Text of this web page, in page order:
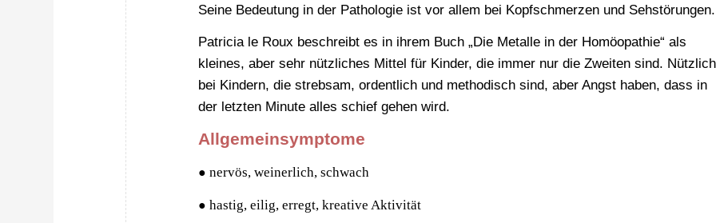
Seine Bedeutung in der Pathologie ist vor allem bei Kopfschmerzen und Sehstörungen.
Patricia le Roux beschreibt es in ihrem Buch „Die Metalle in der Homöopathie“ als
kleines, aber sehr nützliches Mittel für Kinder, die immer nur die Zweiten sind. Nützlich
bei Kindern, die strebsam, ordentlich und methodisch sind, aber Angst haben, dass in
der letzten Minute alles schief gehen wird.
Allgemeinsymptome
●nervös, weinerlich, schwach
●hastig, eilig, erregt, kreative Aktivität